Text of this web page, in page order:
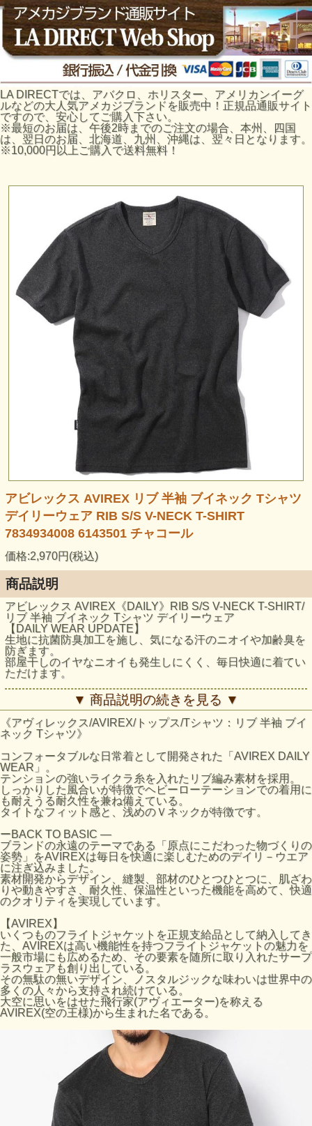
LA DIRECTでは、アバクロ、ホリスター、アメリカンイーグ
ルなどの大人気アメカジブランドを販売中！正規品通販サイト
ですので、安心してご購入下さい。
※最短のお届は、午後2時までのご注文の場合、本州、四国
は、翌日のお届、北海道、九州、沖縄は、翌々日となります。
※10,000円以上ご購入で送料無料！
アビレックス AVIREX リブ 半袖 ブイネック Tシャツ
デイリーウェア RIB S/S V-NECK T-SHIRT
7834934008 6143501 チャコール
価格:2,970円(税込)
商品説明
アビレックス AVIREX《DAILY》RIB S/S V-NECK T-SHIRT/
リブ 半袖 ブイネック Tシャツ デイリーウェア
【DAILY WEAR UPDATE】
生地に抗菌防臭加工を施し、気になる汗のニオイや加齢臭を
防ぎます。
部屋干しのイヤなニオイも発生しにくく、毎日快適に着てい
ただけます。
コンフォータブルな日常着として開発した デイリーライン
「AVIREX DAILY WEAR」。
テンションの強いライクラ糸を入れたリブ編み素材を採用。
しっかりした風合いが特徴でヘビーローテーションでの着用
にも耐えうる耐久性を兼ね備えている。
タイトなフィット感が特徴です。
※抗菌防臭加工は、すべての菌や臭いを除去したり抑えたり
するわけではありません。※濃色は着用時の汗や摩擦により
色落ちしますので、淡色物と合わせての着用はお避け下さ
い。
※洗濯の際はクリーニングネットに裏返しに入れてお洗い下
さい。
※全ての乾燥機具のご使用はお避け下さい。
※生地の性質上、直射日光や蛍光灯の長時間照射により、色
あせする恐れがあります。
※生地の特性上、縮みやすいので、洗濯後は縦方向に引っ張
り、形を整えて干して下さい。
※プリント部分へのアイロンは剥離の原因になりますのでお
避け下さい。
※アイロン使用時は、当て布を当てて下さい。
サイズの目安
サイズ
着丈 (cm) 肩幅 (cm) 身幅 (cm)
袖丈 (cm)
S
64 40 40
18
M
67 42 43
70 44 46
46
■お使いのパソコンのモニターによって、実物商品とカラー
が異なって 見える場合があります。誠に申し訳ございませ
んが、ご理解下さいます様お願いいたします。
■サイズ表は、製品の生地や織りなどの特性により、多少の
誤差はございます。予めご了承ください。
▼ 商品説明の続きを見る ▼
《アヴィレックス/AVIREX/トップス/Tシャツ：リブ 半袖 ブイ
ネック Tシャツ》
コンフォータブルな日常着として開発された「AVIREX DAILY
WEAR」。
テンションの強いライクラ糸を入れたリブ編み素材を採用。
しっかりした風合いが特徴でヘビーローテーションでの着用に
も耐えうる耐久性を兼ね備えている。
タイトなフィット感と、浅めのＶネックが特徴です。
ーBACK TO BASIC ―
ブランドの永遠のテーマである「原点にこだわった物づくりの
姿勢」をAVIREXは毎日を快適に楽しむためのデイリ－ウエア
に注ぎ込みました。
素材開発からデザイン、縫製、部材のひとつひとつに、肌ざわ
りや動きやすさ、耐久性、保温性といった機能を高めて、快適
のクオリティを実現しています。
【AVIREX】
いくつものフライトジャケットを正規支給品として納入してき
た、AVIREXは高い機能性を持つフライトジャケットの魅力を
一般市場にも広めるため、その要素を随所に取り入れたサープ
ラスウェアも創り出している。
その無駄の無いデザイン、ノスタルジックな味わいは世界中の
多くの人々から支持され続けている。
大空に思いをはせた飛行家(アヴィエーター)を称える
AVIREX(空の王様)から生まれた名である。